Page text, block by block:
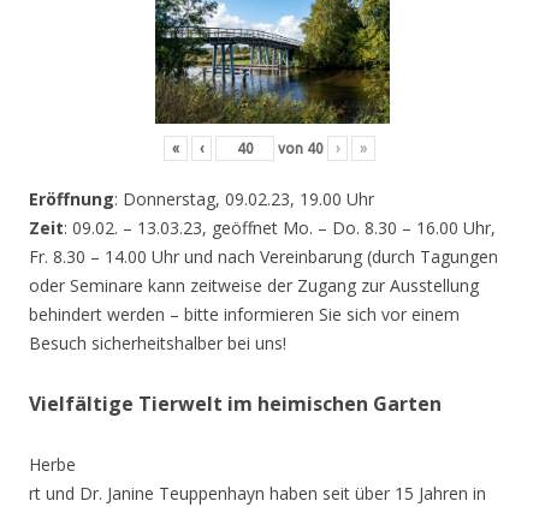
« ‹ von 40 › »
Eröffnung: Donnerstag, 09.02.23, 19.00 Uhr
Zeit: 09.02. – 13.03.23, geöffnet Mo. – Do. 8.30 – 16.00 Uhr,
Fr. 8.30 – 14.00 Uhr und nach Vereinbarung (durch Tagungen
oder Seminare kann zeitweise der Zugang zur Ausstellung
behindert werden – bitte informieren Sie sich vor einem
Besuch sicherheitshalber bei uns!
Vielfältige Tierwelt im heimischen Garten
Herbe
rt und Dr. Janine Teuppenhayn haben seit über 15 Jahren in